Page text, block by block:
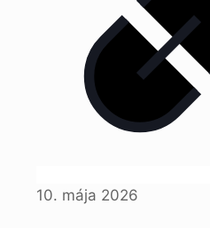
10. mája 2026